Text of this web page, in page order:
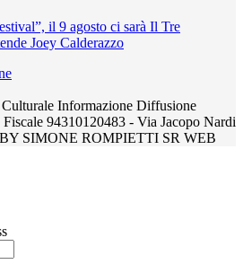
il 9 agosto ci sarà Il Tre
Joey Calderazzo
Informazione Diffusione
94310120483 - Via Jacopo Nardi
BY SIMONE ROMPIETTI SR WEB